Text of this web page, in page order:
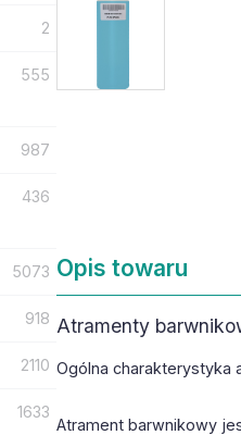
2
555
987
436
5073
918
2110
1633
Opis towaru
Atramenty
Ogólna charakterystyka
Atrament barwnikowy